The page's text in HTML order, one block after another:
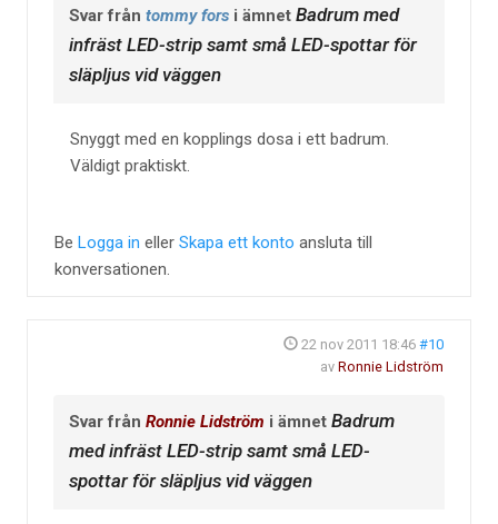
Svar från tommy fors i ämnet Badrum med
infräst LED-strip samt små LED-spottar för
släpljus vid väggen
Snyggt med en kopplings dosa i ett badrum.
Väldigt praktiskt.
Be Logga in eller Skapa ett konto ansluta till
konversationen.
22 nov 2011 18:46 #10
av Ronnie Lidström
Svar från Ronnie Lidström i ämnet Badrum
med infräst LED-strip samt små LED-
spottar för släpljus vid väggen